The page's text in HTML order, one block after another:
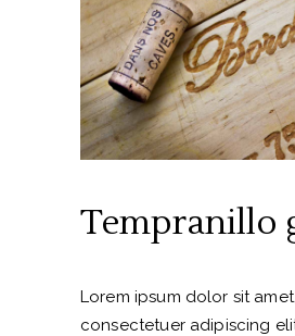
Tempranillo
Lorem ipsum dolor sit amet,
consectetuer adipiscing